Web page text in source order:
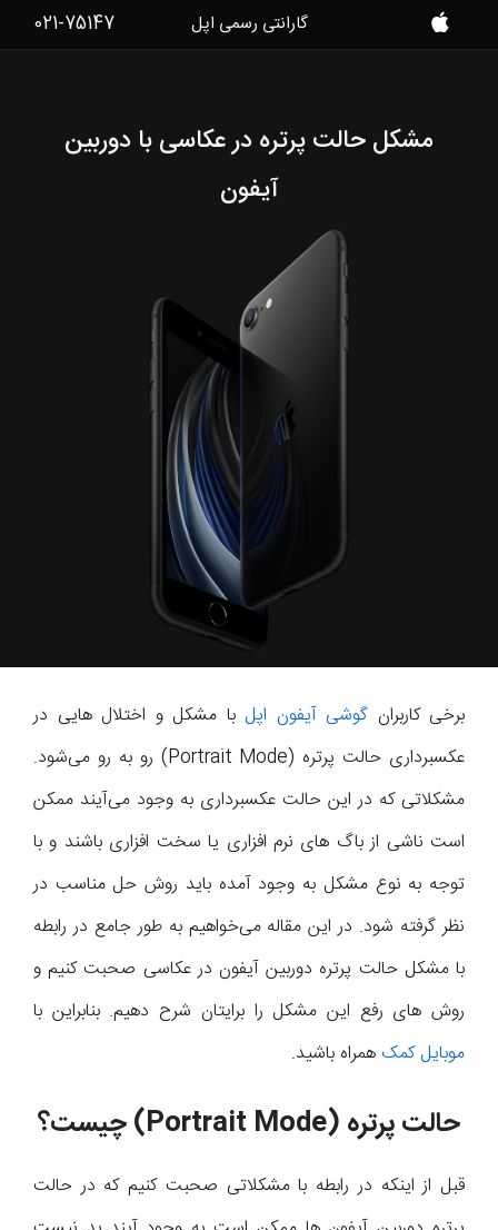
موبایل
گارانتی رسمی اپل 021-75147
مشکل حالت پرتره در عکاسی با دوربین
آیفون
برخی کاربران گوشی آیفون اپل با مشکل و اختلال هایی در
عکسبرداری حالت پرتره (Portrait Mode) رو به رو می‌شود.
مشکلاتی که در این حالت عکسبرداری به وجود می‌آیند ممکن
است ناشی از باگ های نرم افزاری یا سخت افزاری باشند و با
توجه به نوع مشکل به وجود آمده باید روش حل مناسب در
نظر گرفته شود. در این مقاله می‌خواهیم به طور جامع در رابطه
با مشکل حالت پرتره دوربین آیفون در عکاسی صحبت کنیم و
روش های رفع این مشکل را برایتان شرح دهیم. بنابراین با
موبایل کمکهمراه باشید.
حالت پرتره (Portrait Mode) چیست؟
قبل از اینکه در رابطه با مشکلاتی صحبت کنیم که در حالت